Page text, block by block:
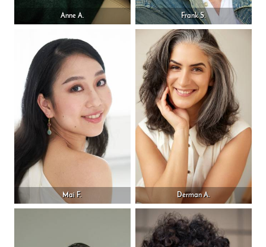
Anne A. Frank S.
Mai F. Derman A.